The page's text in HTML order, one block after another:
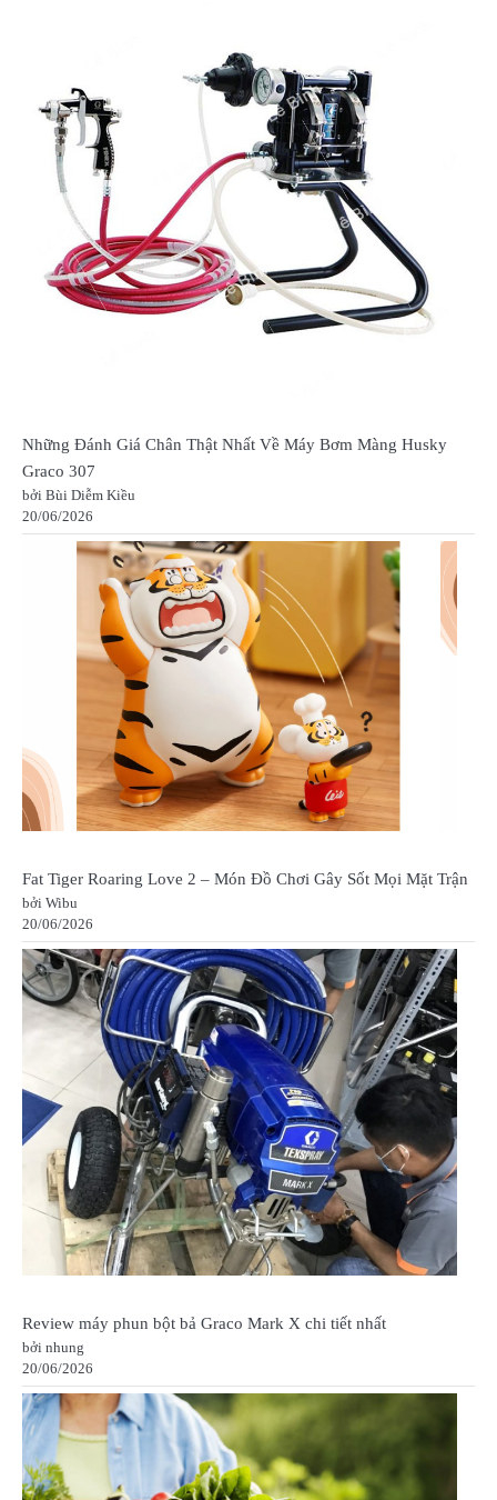
Những Đánh Giá Chân Thật Nhất Về Máy Bơm Màng Husky
Graco 307
bởi Bùi Diễm Kiều
20/06/2026
Fat Tiger Roaring Love 2 – Món Đồ Chơi Gây Sốt Mọi Mặt Trận
bởi Wibu
20/06/2026
Review máy phun bột bả Graco Mark X chi tiết nhất
bởi nhung
20/06/2026